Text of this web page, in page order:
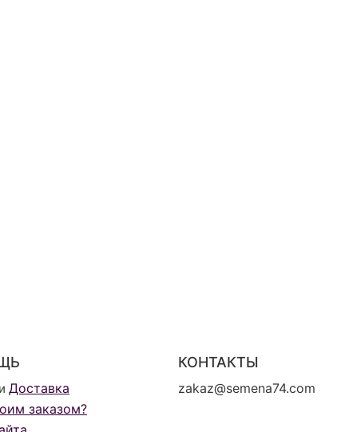
и Доставка
заказом?
КОНТАКТЫ
zakaz@semena74.com